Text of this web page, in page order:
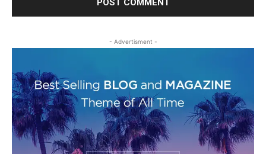
- Advertisment -